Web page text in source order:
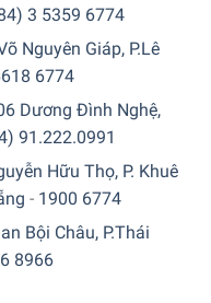
3 5359 6774
Nguyên Giáp, P.Lê
6774
Dương Đình Nghệ,
91.222.0991
Hữu Thọ, P. Khuê
- 1900 6774
Bội Châu, P.Thái
8966